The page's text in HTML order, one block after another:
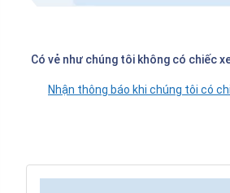
Có vẻ như chúng tôi không có chiếc
Nhận thông báo khi chúng tôi có